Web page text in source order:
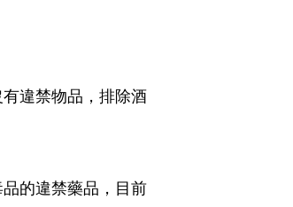
違禁物品，排除酒
的違禁藥品，目前